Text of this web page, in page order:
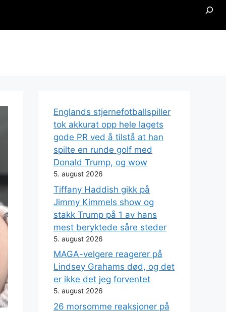
Englands stjernefotballspiller
tok akkurat opp hele lagets
gode PR ved å tilstå at han
spilte en runde golf med
Donald Trump, og wow
5. august 2026
Tiffany Haddish gikk på
Jimmy Kimmels show og
stakk Trump på 1 av hans
mest beryktede såre steder
5. august 2026
MAGA-velgere reagerer på
Lindsey Grahams død, og det
er ikke det jeg forventet
5. august 2026
26 morsomme reaksjoner på